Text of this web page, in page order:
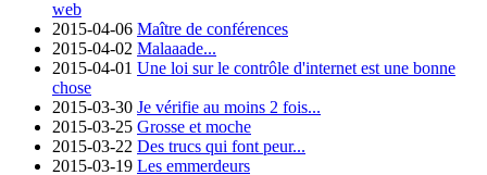
web
2015-04-06 Maître de conférences
2015-04-02 Malaaade...
2015-04-01 Une loi sur le contrôle d'internet est une bonne
chose
2015-03-30 Je vérifie au moins 2 fois...
2015-03-25 Grosse et moche
2015-03-22 Des trucs qui font peur...
2015-03-19 Les emmerdeurs